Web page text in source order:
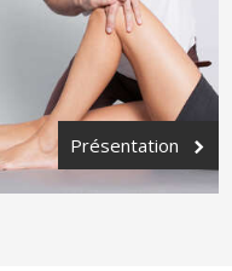
Présentation